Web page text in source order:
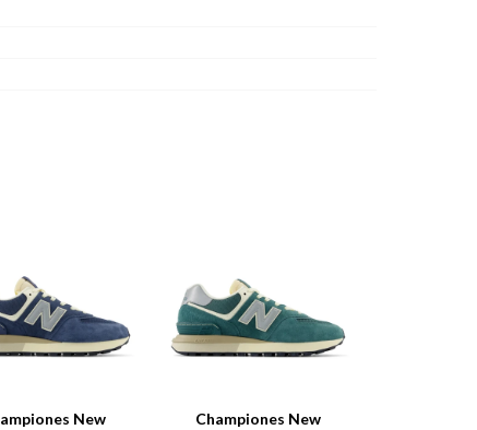
New
Championes New